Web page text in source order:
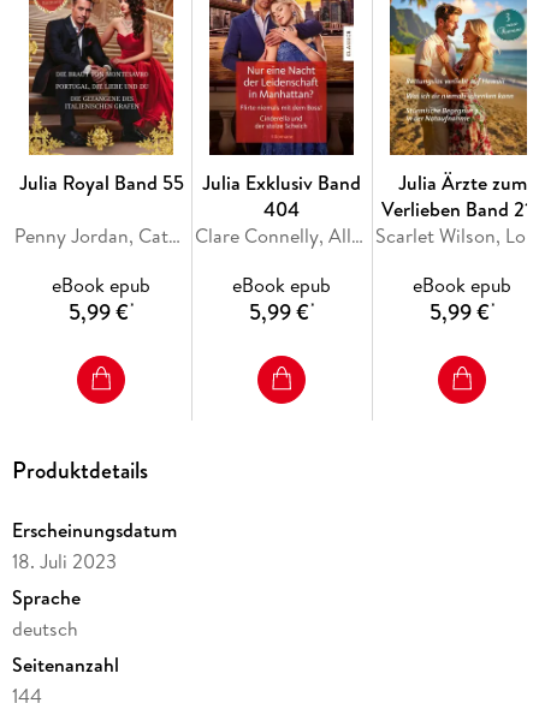
Julia Royal Band 55
Penny Jordan, Catherine George, Sara Craven
eBook epub
5,99 €*
Julia Exklusiv Band
404
Clare Connelly, Ally Blake, Maya Blake
eBook epub
5,99 €*
Julia Ärzte zum
Verlieben Band
eBook epub
5,99 €*
Produktdetails
Erscheinungsdatum
18. Juli 2023
Sprache
deutsch
Seitenanzahl
144